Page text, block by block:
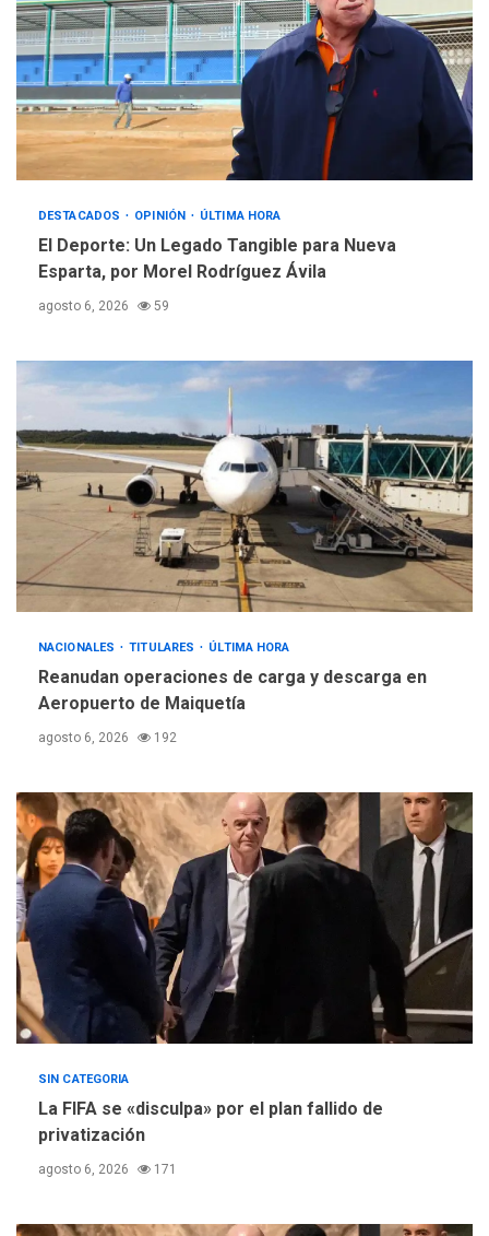
4
Hutíes de Yemen dicen que
atacaron dos petroleros
sauditas
5
REGIONALES ÚLTIMA HORA
Instituciones estadales se
Escuelas Abiertas 2026
DESTACADOS OPINIÓN ÚLTIMA HORA
El Deporte: Un Legado Tangible para Nueva
Esparta, por Morel Rodríguez Ávila
agosto 6, 2026 59
NACIONALES TITULARES ÚLTIMA HORA
Reanudan operaciones de carga y descarga en
Aeropuerto de Maiquetía
agosto 6, 2026 192
SIN CATEGORIA
La FIFA se «disculpa» por el plan fallido de
privatización
agosto 6, 2026 171